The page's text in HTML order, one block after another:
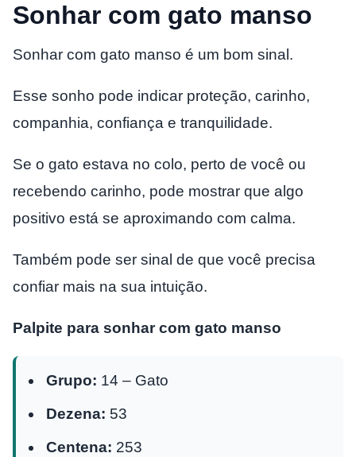
Sonhar com gato manso
Sonhar com gato manso é um bom sinal.
Esse sonho pode indicar proteção, carinho,
companhia, confiança e tranquilidade.
Se o gato estava no colo, perto de você ou
recebendo carinho, pode mostrar que algo
positivo está se aproximando com calma.
Também pode ser sinal de que você precisa
confiar mais na sua intuição.
Palpite para sonhar com gato manso
Grupo: 14 – Gato
Dezena: 53
Centena: 253